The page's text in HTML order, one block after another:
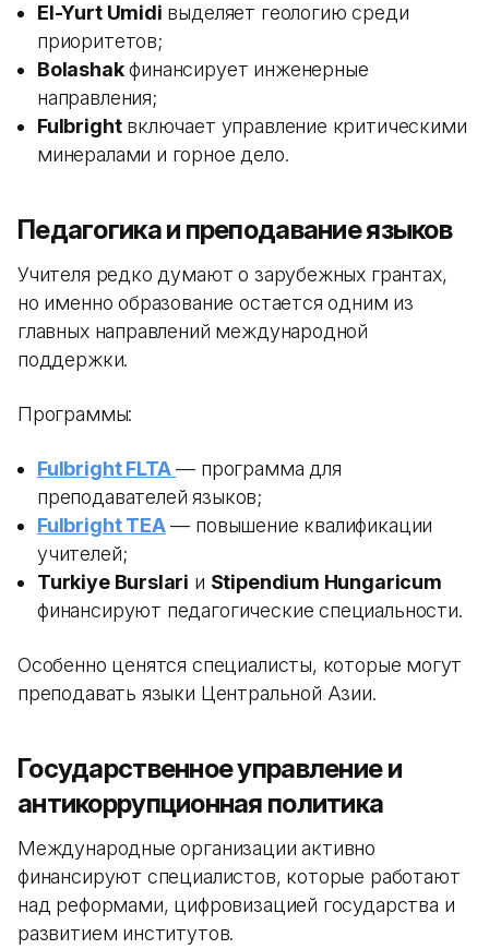
El-Yurt Umidi выделяет геологию среди
приоритетов;
Bolashakфинансирует инженерные
направления;
Fulbrightвключает управление критическими
минералами и горное дело.
Педагогика и преподавание языков
Учителя редко думают о зарубежных грантах,
но именно образование остается одним из
главных направлений международной
поддержки.
Программы:
Fulbright FLTA — программа для
преподавателей языков;
Fulbright TEA— повышение квалификации
учителей;
Turkiye Burslari и Stipendium Hungaricum
финансируют педагогические специальности.
Особенно ценятся специалисты, которые могут
преподавать языки Центральной Азии.
Государственное управление и
антикоррупционная политика
Международные организации активно
финансируют специалистов, которые работают
над реформами, цифровизацией государства и
развитием институтов.